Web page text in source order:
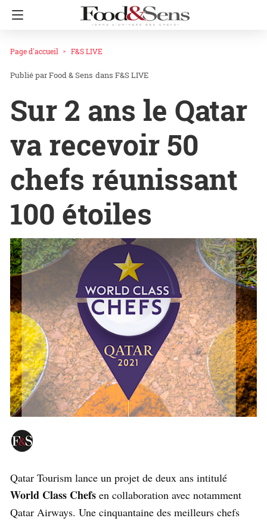
Page d'accueil F&S LIVE
Food & Sens dans F&S LIVE
Sur 2 ans le Qatar
va recevoir 50
chefs réunissant
100 étoiles
Qatar Tourism lance un projet de deux ans intitulé
World Class Chefs en collaboration avec notamment
Qatar Airways. Une cinquantaine des meilleurs chefs